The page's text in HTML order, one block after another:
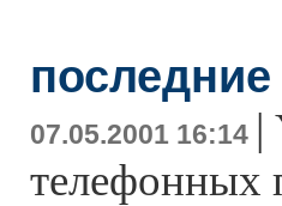
07.05.2001 16:14 |
телефонных